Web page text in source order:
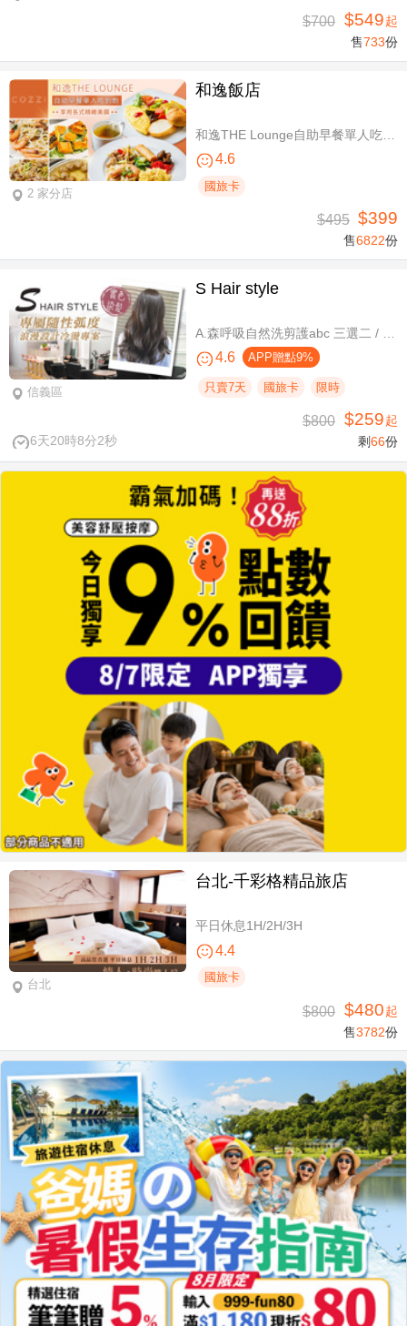
$700 $549起
售733份
2 家分店
和逸飯店
4.6
國旅卡
$495 $399
售6822份
信義區
S Hair style
A.森呼吸自然洗剪護abc 三選二 / B.潮流實色質感染髮專案(不限髮長) / C.專屬隨性弧度 浪漫設計冷燙專案(不限髮長，含剪髮)
4.6 APP贈點9%
只賣7天 國旅卡 限時
6天20時8分1秒
$800 $259起
剩66份
台北
台北-千彩格精品旅店
平日休息1H/2H/3H
4.4
國旅卡
$800 $480起
售3782份